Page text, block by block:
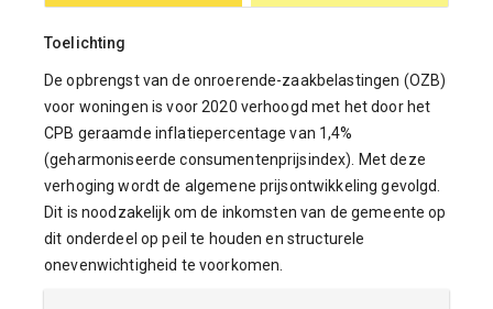
Toelichting
De opbrengst van de onroerende-zaakbelastingen (OZB)
voor woningen is voor 2020 verhoogd met het door het
CPB geraamde inflatiepercentage van 1,4%
(geharmoniseerde consumentenprijsindex). Met deze
verhoging wordt de algemene prijsontwikkeling gevolgd.
Dit is noodzakelijk om de inkomsten van de gemeente op
dit onderdeel op peil te houden en structurele
onevenwichtigheid te voorkomen.